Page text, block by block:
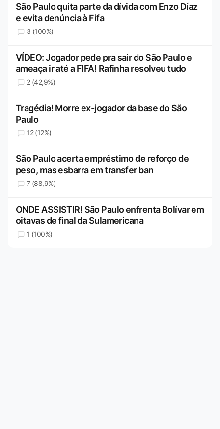
São Paulo quita parte da dívida com Enzo Díaz
e evita denúncia à Fifa
3 (100%)
VÍDEO: Jogador pede pra sair do São Paulo e
ameaça ir até a FIFA! Rafinha resolveu tudo
2 (42,9%)
Tragédia! Morre ex-jogador da base do São
Paulo
12 (12%)
São Paulo acerta empréstimo de reforço de
peso, mas esbarra em transfer ban
7 (88,9%)
ONDE ASSISTIR! São Paulo enfrenta Bolívar em
oitavas de final da Sulamericana
1 (100%)